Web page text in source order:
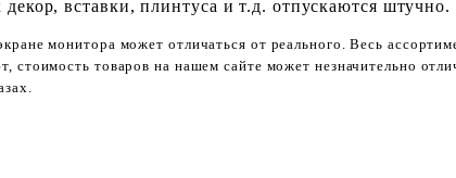
вставки, плинтуса и т.д. отпускаются штучно.
монитора может отличаться от реального. Весь
стоимость товаров на нашем сайте может незначительно